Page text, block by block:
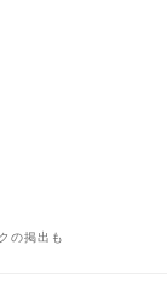
の掲出も